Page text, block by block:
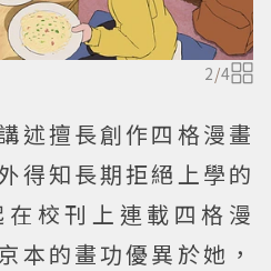
2/4
述擅長創作四格漫畫
得知長期拒絕上學的
校刊上連載四格漫
本的畫功優異於她，